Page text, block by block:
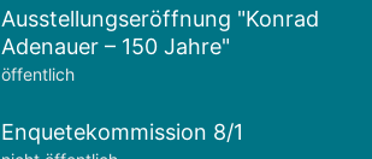
Ausstellungseröffnung "Konrad
Adenauer – 150 Jahre"
öffentlich
Enquetekommission 8/1